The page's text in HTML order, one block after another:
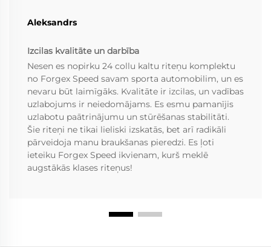
Aleksandrs
Izcilas kvalitāte un darbība
Nesen es nopirku 24 collu kaltu riteņu komplektu
no Forgex Speed savam sporta automobilim, un es
nevaru būt laimīgāks. Kvalitāte ir izcilas, un vadības
uzlabojums ir neiedomājams. Es esmu pamanījis
uzlabotu paātrinājumu un stūrēšanas stabilitāti.
Šie riteņi ne tikai lieliski izskatās, bet arī radikāli
pārveidoja manu braukšanas pieredzi. Es ļoti
ieteiku Forgex Speed ikvienam, kurš meklē
augstākās klases riteņus!